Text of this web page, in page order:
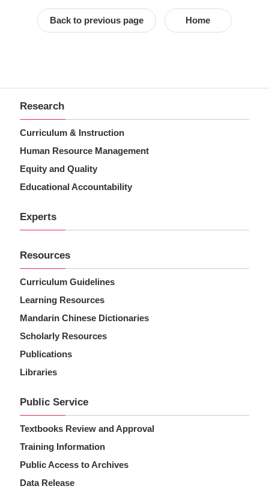
Back to previous page Home
Research
Curriculum & Instruction
Human Resource Management
Equity and Quality
Educational Accountability
Experts
Resources
Curriculum Guidelines
Learning Resources
Mandarin Chinese Dictionaries
Scholarly Resources
Publications
Libraries
Public Service
Textbooks Review and Approval
Training Information
Public Access to Archives
Data Release